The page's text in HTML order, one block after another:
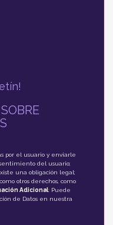
por el usuario y enviarle
del usuario;
una obligación legal;
otros derechos, como
Adicional: Puede
de Datos en nuestra